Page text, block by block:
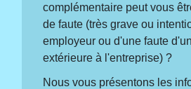
complémentaire peut vous
de faute (très grave ou
employeur ou d'une faute
extérieure à l'entreprise) ?
Nous vous présentons les